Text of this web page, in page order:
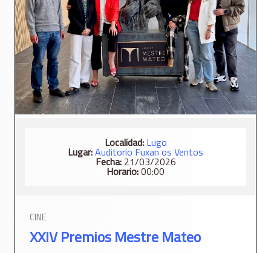
Localidad: Lugo
Lugar:Auditorio Fuxan os Ventos
Fecha:21/03/2026
Horario:00:00
CINE
XXIV Premios Mestre Mateo